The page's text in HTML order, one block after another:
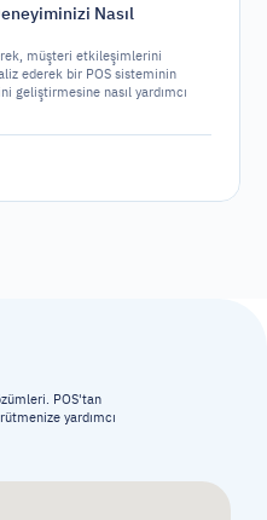
Nasıl
müşteri etkileşimlerini
ederek bir POS sisteminin
geliştirmesine nasıl yardımcı
POS'tan
yardımcı